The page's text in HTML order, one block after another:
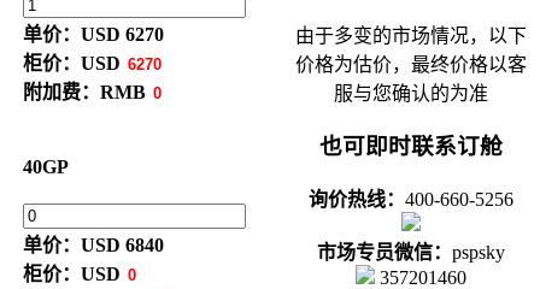
单价： USD 6270
柜价：USD
附加费：RMB
40GP
单价： USD 6840
柜价： USD
由于多变的市场情况，以下
价格为估价，最终价格以客
服与您确认的为准
也可即时联系订舱
询价热线： 400-660-5256
市场专员微信： pspsky
357201460